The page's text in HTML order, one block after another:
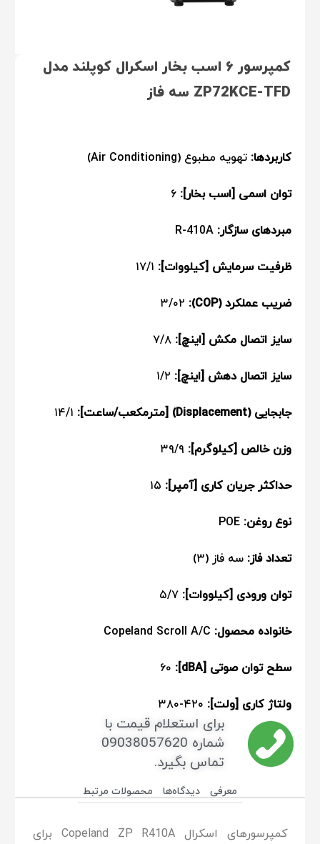
کمپرسور ۶ اسب بخار اسکرال کوپلند مدل
ZP72KCE-TFD سه فاز
کاربردها: تهویه مطبوع (Air Conditioning)
توان اسمی [اسب بخار]:
مبردهای سازگار: R-410A
ظرفیت سرمایش [کیلووات]: ۱۷/۱
ضریب عملکرد (COP): ۳/۰۲
سایز اتصال مکش [اینچ]:
سایز اتصال دهش [اینچ]:
جابجایی (Displacement) [مترمکعب/ساعت]: ۱۴/۱
وزن خالص [کیلوگرم]: ۳۹/۹
حداکثر جریان کاری [آمپر]: ۱۵
نوع روغن: POE
تعداد فاز: سه فاز (۳)
توان ورودی [کیلووات]: ۵/۷
خانواده محصول: Copeland Scroll A/C
سطح توان صوتی [dBA]: ۶۰
ولتاژ کاری [ولت]: ۴۲۰-۳۸۰
برای استعلام قیمت با
شماره 09038057620
تماس بگیرد.
معرفی دیدگاه‌ها محصولات مرتبط
کمپرسورهای اسکرال Copeland ZP R410A برای